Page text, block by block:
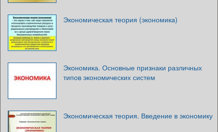
Экономическая теория (экономика)
Экономика. Основные признаки различных
типов экономических систем
Экономическая теория. Введение в экономику